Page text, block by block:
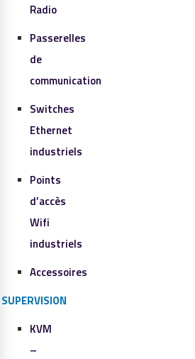
Radio
Passerelles
de
communication
Switches
Ethernet
industriels
Points
d’accès
Wifi
industriels
Accessoires
SUPERVISION
KVM
–